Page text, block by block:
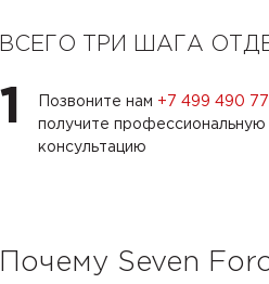
ВСЕГО ТРИ ШАГА
1 Позвоните нам +7 499 490
получите профессиональную
консультацию
Почему Seven